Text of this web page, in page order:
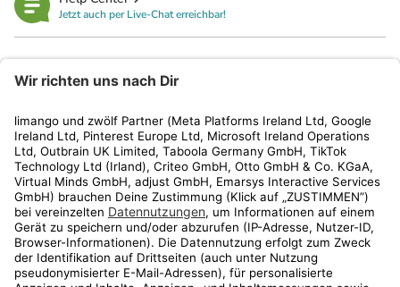
Jetzt auch per Live-Chat erreichbar!
Kundenservice
Shop
Aktionen
Travel